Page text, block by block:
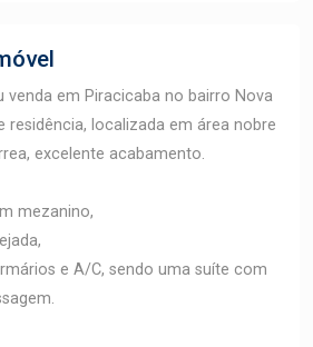
venda em Piracicaba no bairro Nova
residência, localizada em área nobre
excelente acabamento.
mezanino,
e A/C, sendo uma suíte com